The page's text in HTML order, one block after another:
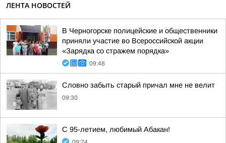
ЛЕНТА НОВОСТЕЙ
В Черногорске полицейские и общественники
приняли участие во Всероссийской акции
«Зарядка со стражем порядка»
09:48
Словно забыть старый причал мне не велит
09:30
С 95-летием, любимый Абакан!